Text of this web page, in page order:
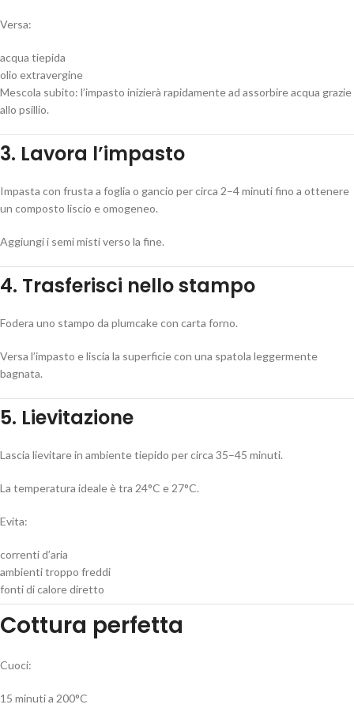
Versa:
acqua tiepida
olio extravergine
Mescola subito: l’impasto inizierà rapidamente ad assorbire acqua grazie
allo psillio.
3. Lavora l’impasto
Impasta con frusta a foglia o gancio per circa 2–4 minuti fino a ottenere
un composto liscio e omogeneo.
Aggiungi i semi misti verso la fine.
4. Trasferisci nello stampo
Fodera uno stampo da plumcake con carta forno.
Versa l’impasto e liscia la superficie con una spatola leggermente
bagnata.
5. Lievitazione
Lascia lievitare in ambiente tiepido per circa 35–45 minuti.
La temperatura ideale è tra 24°C e 27°C.
Evita:
correnti d’aria
ambienti troppo freddi
fonti di calore diretto
Cottura perfetta
Cuoci:
15 minuti a 200°C